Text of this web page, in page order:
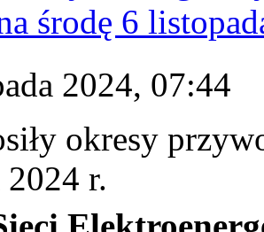
środę 6
2024, 07:44
okresy
r.